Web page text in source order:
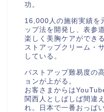
功。
16,000人の施術実績を
ップ法を開発し、表参
楽しく美胸ケアができ
ストアップクリーム・
している。
バストアップ難易度の
ョンが上がる。
お客さまからは
関西人としばしば間違
れ。日本で一番おっぱ